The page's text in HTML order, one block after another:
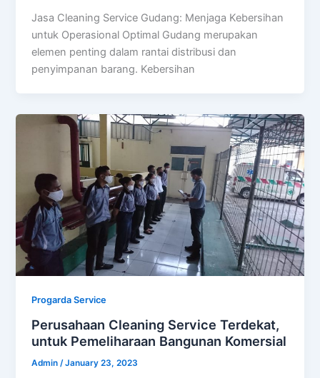
Jasa Cleaning Service Gudang: Menjaga Kebersihan
untuk Operasional Optimal Gudang merupakan
elemen penting dalam rantai distribusi dan
penyimpanan barang. Kebersihan
Progarda Service
Perusahaan Cleaning Service Terdekat,
untuk Pemeliharaan Bangunan Komersial
Admin/January 23, 2023